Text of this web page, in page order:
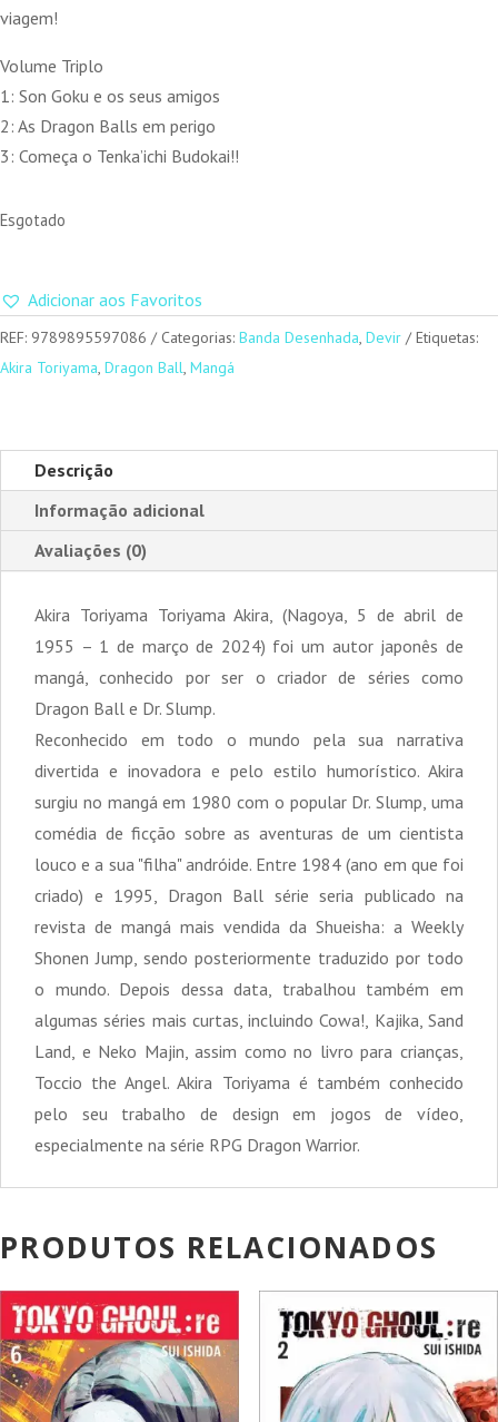
viagem!
Volume Triplo
1: Son Goku e os seus amigos
2: As Dragon Balls em perigo
3: Começa o Tenka’ichi Budokai!!
Esgotado
Adicionar aos Favoritos
REF: 9789895597086 Categorias: Banda Desenhada, Devir
Etiquetas:
Akira Toriyama, Dragon Ball, Mangá
Descrição
Informação adicional
Avaliações (0)
Akira Toriyama Toriyama Akira, (Nagoya, 5 de abril de
1955 – 1 de março de 2024) foi um autor japonês de
mangá, conhecido por ser o criador de séries como
Dragon Ball e Dr. Slump.
Reconhecido em todo o mundo pela sua narrativa
divertida e inovadora e pelo estilo humorístico. Akira
surgiu no mangá em 1980 com o popular Dr. Slump, uma
comédia de ficção sobre as aventuras de um cientista
louco e a sua "filha" andróide. Entre 1984 (ano em que foi
criado) e 1995, Dragon Ball série seria publicado na
revista de mangá mais vendida da Shueisha: a Weekly
Shonen Jump, sendo posteriormente traduzido por todo
o mundo. Depois dessa data, trabalhou também em
algumas séries mais curtas, incluindo Cowa!, Kajika, Sand
Land, e Neko Majin, assim como no livro para crianças,
Toccio the Angel. Akira Toriyama é também conhecido
pelo seu trabalho de design em jogos de vídeo,
especialmente na série RPG Dragon Warrior.
PRODUTOS RELACIONADOS
PROMOÇÃO! PROMOÇÃO!